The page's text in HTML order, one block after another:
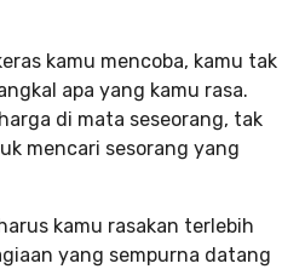
kamu mencoba, kamu tak
apa yang kamu rasa.
di mata seseorang, tak
mencari sesorang yang
kamu rasakan terlebih
yang sempurna datang